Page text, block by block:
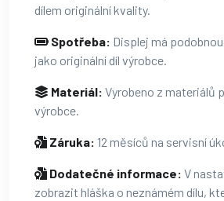
dílem originální kvality.
Spotřeba: Displej má
jako originální díl výrobce.
Materiál: Vyrobeno z materiálů
výrobce.
Záruka: 12 měsíců na servisní
Dodatečné informace: V
zobrazit hláška o neznámém dílu,